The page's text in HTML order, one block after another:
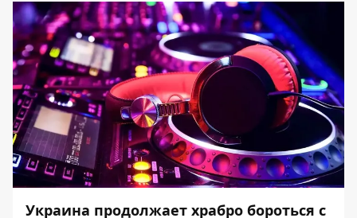
Украина продолжает храбро бороться с